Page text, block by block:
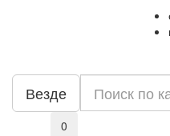
Везде
0